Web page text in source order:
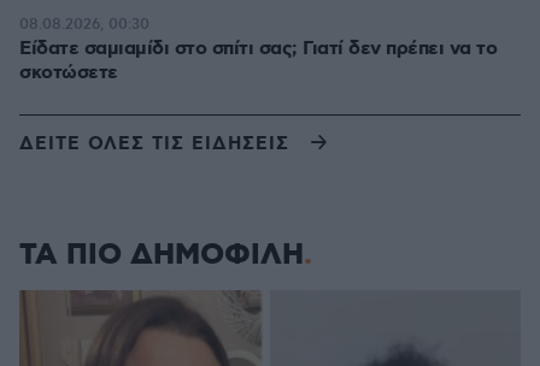
Είδατε σαμιαμίδι στο σπίτι σας; Γιατί δεν πρέπει να το
σκοτώσετε
08.08.2026, 00:30
ΔΕΙΤΕ ΟΛΕΣ ΤΙΣ ΕΙΔΗΣΕΙΣ
ΤΑ ΠΙΟ ΔΗΜΟΦΙΛΗ